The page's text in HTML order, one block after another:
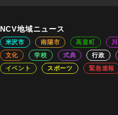
NCV地域ニュース
米沢市 南陽市 高畠町
文化
学校 式典 行政
イベント
スポーツ 緊急速報